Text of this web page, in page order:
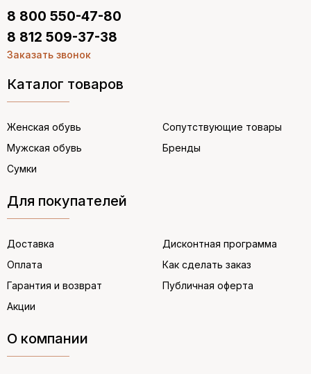
Каталог товаров
Женская обувь
Мужская обувь
Сумки
Сопутствующие товары
Бренды
Для покупателей
Доставка
Оплата
Гарантия и возврат
Акции
Дисконтная программа
Как сделать заказ
Публичная оферта
О компании
8 800 550-47-80
8 812 509-37-38
Заказать звонок